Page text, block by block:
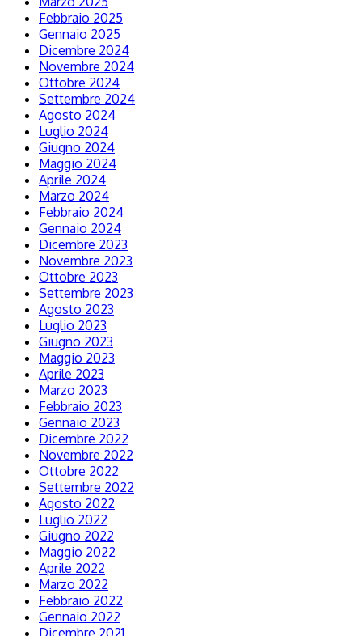
Febbraio 2025
Gennaio 2025
Dicembre 2024
Novembre 2024
Ottobre 2024
Settembre 2024
Agosto 2024
Luglio 2024
Giugno 2024
Maggio 2024
Aprile 2024
Marzo 2024
Febbraio 2024
Gennaio 2024
Dicembre 2023
Novembre 2023
Ottobre 2023
Settembre 2023
Agosto 2023
Luglio 2023
Giugno 2023
Maggio 2023
Aprile 2023
Marzo 2023
Febbraio 2023
Gennaio 2023
Dicembre 2022
Novembre 2022
Ottobre 2022
Settembre 2022
Agosto 2022
Luglio 2022
Giugno 2022
Maggio 2022
Aprile 2022
Marzo 2022
Febbraio 2022
Gennaio 2022